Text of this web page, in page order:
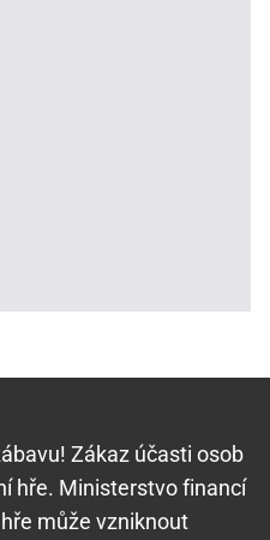
Zákaz účasti osob
hře. Ministerstvo financí
může vzniknout